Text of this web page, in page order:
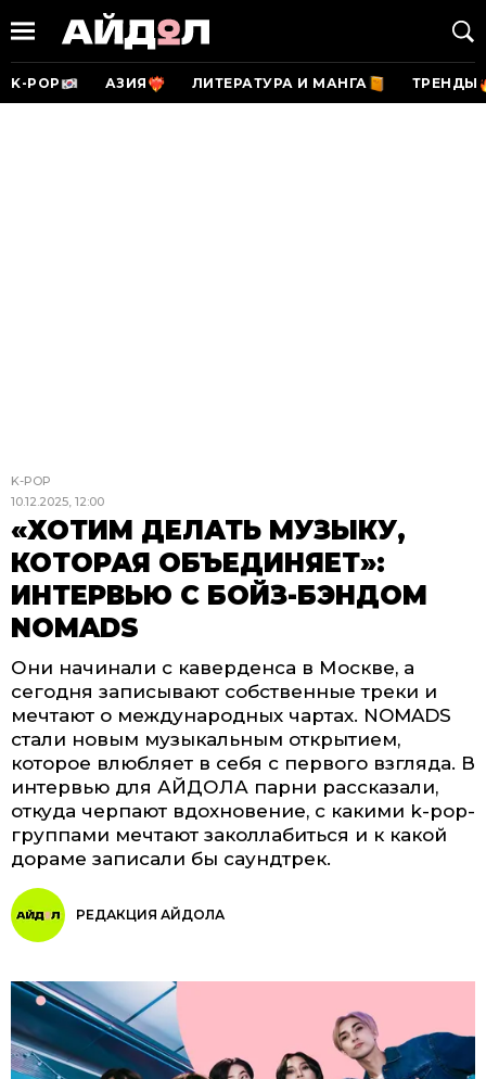
K-POP АЗИЯ ЛИТЕРАТУРА И МАНГА ТРЕНДЫ
K-POP
10.12.2025, 12:00
«ХОТИМ ДЕЛАТЬ МУЗЫКУ,
КОТОРАЯ ОБЪЕДИНЯЕТ»:
ИНТЕРВЬЮ С БОЙЗ-БЭНДОМ
NOMADS
Они начинали с каверденса в Москве, а
сегодня записывают собственные треки и
мечтают о международных чартах. NOMADS
стали новым музыкальным открытием,
которое влюбляет в себя с первого взгляда. В
интервью для АЙДОЛА парни рассказали,
откуда черпают вдохновение, с какими k-pop-
группами мечтают заколлабиться и к какой
дораме записали бы саундтрек.
РЕДАКЦИЯ АЙДОЛА